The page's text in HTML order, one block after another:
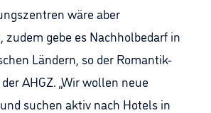
wäre aber
gebe es Nachholbedarf in
Ländern, so der Romantik-
AHGZ. „Wir wollen neue
suchen aktiv nach Hotels in